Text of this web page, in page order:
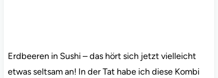
Erdbeeren in Sushi – das hört sich jetzt vielleicht
etwas seltsam an! In der Tat habe ich diese Kombi